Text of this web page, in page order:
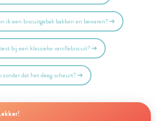
ik een biscuitgebak bakken en bewaren?
bij een klassieke vanillebiscuit?
zonder dat het deeg scheurt?